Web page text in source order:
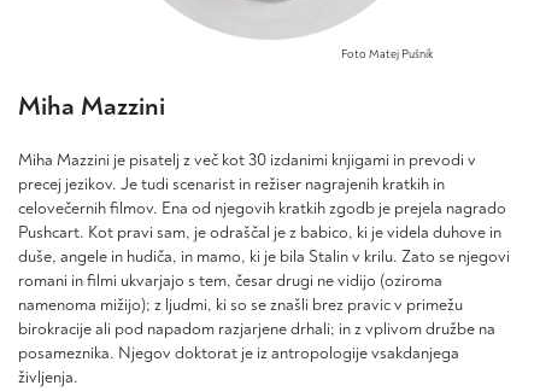
Foto Matej Pušnik
Miha Mazzini
Miha Mazzini je pisatelj z več kot 30 izdanimi knjigami in prevodi v
precej jezikov. Je tudi scenarist in režiser nagrajenih kratkih in
celovečernih filmov. Ena od njegovih kratkih zgodb je prejela nagrado
Pushcart. Kot pravi sam, je odraščal je z babico, ki je videla duhove in
duše, angele in hudiča, in mamo, ki je bila Stalin v krilu. Zato se njegovi
romani in filmi ukvarjajo s tem, česar drugi ne vidijo (oziroma
namenoma mižijo); z ljudmi, ki so se znašli brez pravic v primežu
birokracije ali pod napadom razjarjene drhali; in z vplivom družbe na
posameznika. Njegov doktorat je iz antropologije vsakdanjega
življenja.